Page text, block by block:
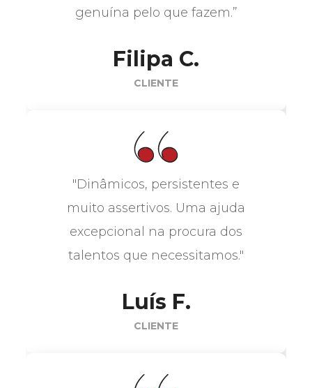
genuína pelo que fazem.”
Filipa C.
CLIENTE
"Dinâmicos, persistentes e
muito assertivos. Uma ajuda
excepcional na procura dos
talentos que necessitamos."
Luís F.
CLIENTE